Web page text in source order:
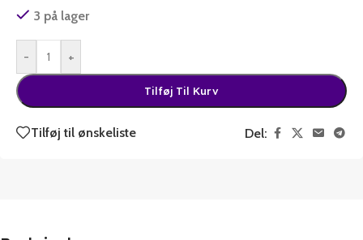
3 på lager
- +
Tilføj Til Kurv
Tilføj til ønskeliste Del: